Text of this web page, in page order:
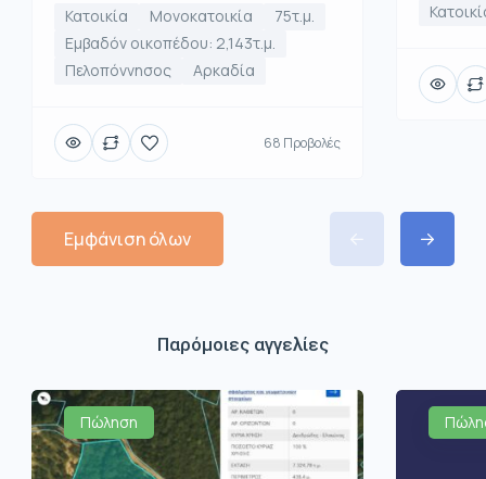
Κατοικία Μονοκατοικία
75τ.μ.
Εμβαδόν οικοπέδου: 2,143τ.μ.
Πελοπόννησος
Αρκαδία
68 Προβολές
Εμφάνιση όλων
Παρόμοιες αγγελίες
Πώληση